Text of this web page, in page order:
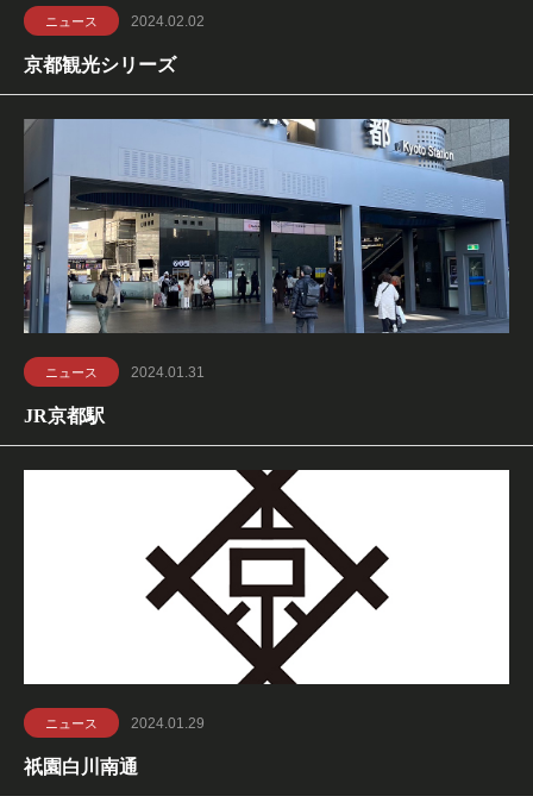
ニュース 2024.02.02
京都観光シリーズ
ニュース 2024.01.31
JR京都駅
ニュース 2024.01.29
祇園白川南通